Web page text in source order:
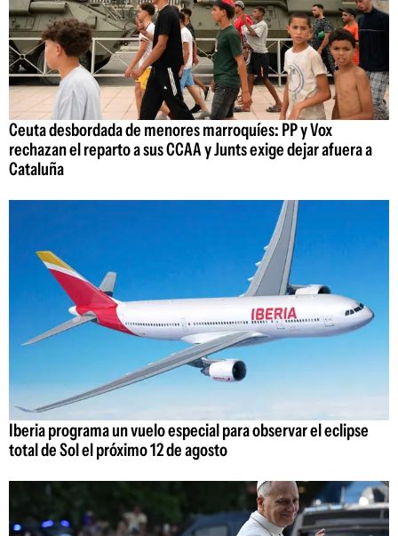
Ceuta desbordada de menores marroquíes: PP y Vox
rechazan el reparto a sus CCAA y Junts exige dejar afuera a
Cataluña
Iberia programa un vuelo especial para observar el eclipse
total de Sol el próximo 12 de agosto